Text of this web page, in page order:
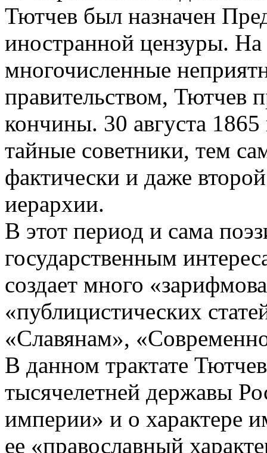
Тютчев был назначен
иностранной цензуры. На
многочисленные
правительством, Тютчев
кончины. 30 августа
тайные советники, тем
фактически и даже
иерархии.
В этот период и сама
государственным
создает много
«публицистических
«Славянам»,
В данном трактате
тысячелетней державы
империи» и о характере
ее «православный